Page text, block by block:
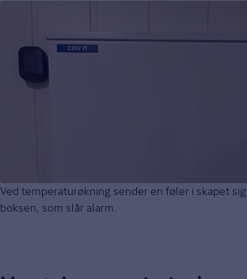
Ved temperaturøkning sender en føler i skapet
boksen, som slår alarm.